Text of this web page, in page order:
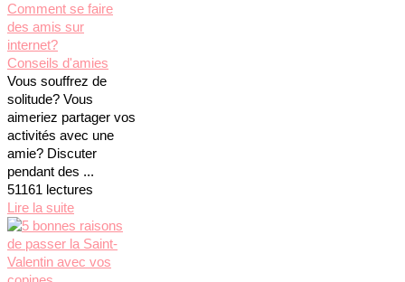
Comment se faire
des amis sur
internet?
Conseils d'amies
Vous souffrez de
solitude? Vous
aimeriez partager vos
activités avec une
amie? Discuter
pendant des ...
51161 lectures
Lire la suite